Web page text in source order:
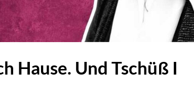
Hause. Und Tschüß I